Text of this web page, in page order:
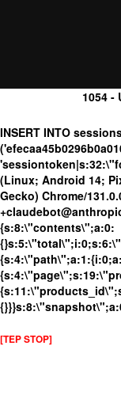
1054
INSERT INTO
(Linux; Android 14;
Gecko) Chrome/
{s:8:\"contents\";a:0:
[TEP STOP]